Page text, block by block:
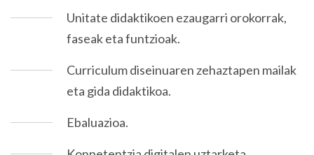
Unitate didaktikoen ezaugarri orokorrak,
faseak eta funtzioak.
Curriculum diseinuaren zehaztapen mailak
eta gida didaktikoa.
Ebaluazioa.